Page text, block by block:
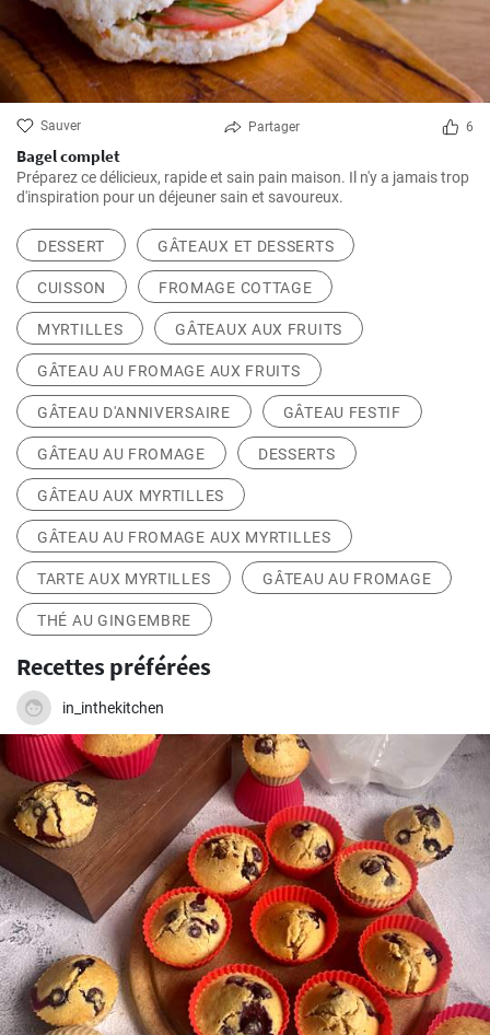
Sauver Partager 6
Bagel complet
Préparez ce délicieux, rapide et sain pain maison. Il n'y a jamais trop
d'inspiration pour un déjeuner sain et savoureux.
DESSERT GÂTEAUX ET DESSERTS
CUISSON FROMAGE COTTAGE
MYRTILLES GÂTEAUX AUX FRUITS
GÂTEAU AU FROMAGE AUX FRUITS
GÂTEAU D'ANNIVERSAIRE GÂTEAU FESTIF
GÂTEAU AU FROMAGE DESSERTS
GÂTEAU AUX MYRTILLES
GÂTEAU AU FROMAGE AUX MYRTILLES
TARTE AUX MYRTILLES GÂTEAU AU FROMAGE
THÉ AU GINGEMBRE
Recettes préférées
in_inthekitchen